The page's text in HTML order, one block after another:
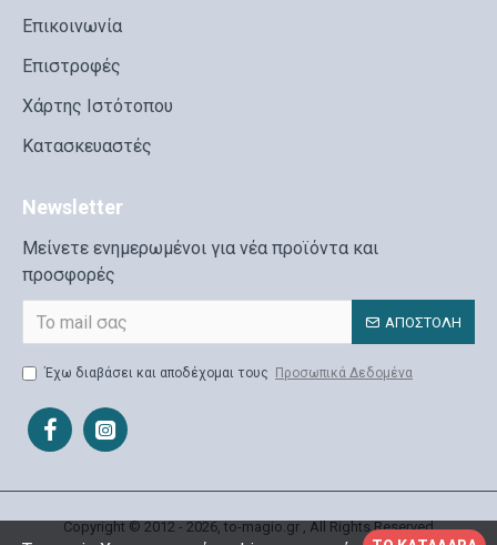
Επικοινωνία
Επιστροφές
Χάρτης Ιστότοπου
Κατασκευαστές
Newsletter
Μείνετε ενημερωμένοι για νέα προϊόντα και
προσφορές
ΑΠΟΣΤΟΛΉ
Έχω διαβάσει και αποδέχομαι τους Προσωπικά Δεδομένα
Copyright © 2012 - 2026, to-magio.gr , All Rights Reserved